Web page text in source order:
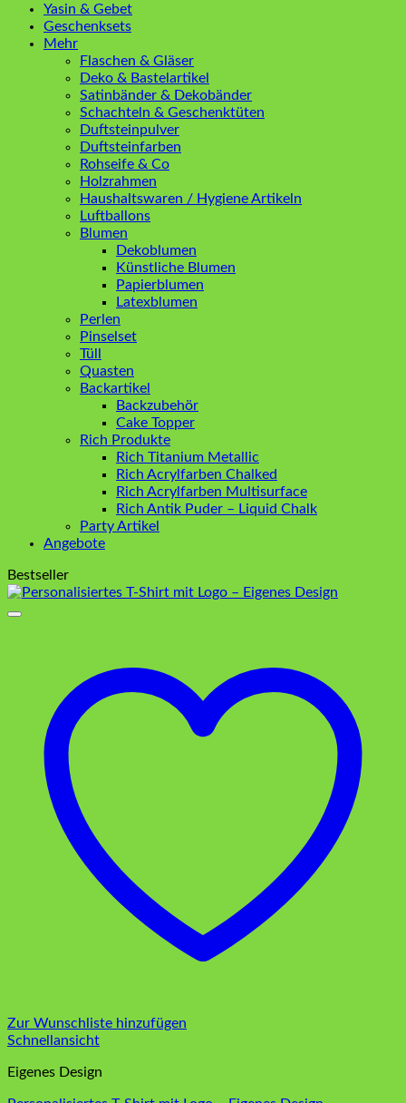
Yasin & Gebet
Geschenksets
Mehr
Flaschen & Gläser
Deko & Bastelartikel
Satinbänder & Dekobänder
Schachteln & Geschenktüten
Duftsteinpulver
Duftsteinfarben
Rohseife & Co
Holzrahmen
Haushaltswaren / Hygiene Artikeln
Luftballons
Blumen
Dekoblumen
Künstliche Blumen
Papierblumen
Latexblumen
Perlen
Pinselset
Tüll
Quasten
Backartikel
Backzubehör
Cake Topper
Rich Produkte
Rich Titanium Metallic
Rich Acrylfarben Chalked
Rich Acrylfarben Multisurface
Rich Antik Puder – Liquid Chalk
Party Artikel
Angebote
Bestseller
Zur Wunschliste hinzufügen
Schnellansicht
Eigenes Design